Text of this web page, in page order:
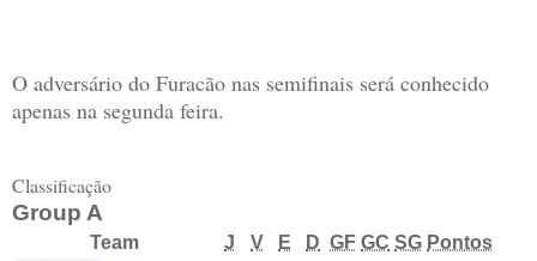
O adversário do Furacão nas semifinais será conhecido
apenas na segunda feira.
Classificação
Group A
Team J V E D GF GC SG Pontos